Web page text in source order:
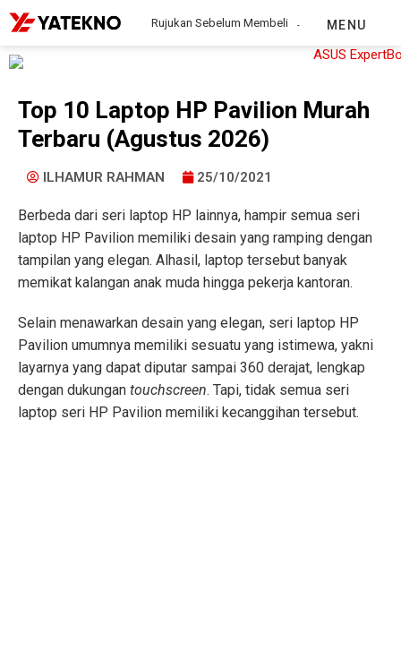
Rujukan Sebelum Membeli MENU
Top 10 Laptop HP Pavilion Murah
Terbaru (Agustus 2026)
ILHAMUR RAHMAN 25/10/2021
Berbeda dari seri laptop HP lainnya, hampir semua seri
laptop HP Pavilion memiliki desain yang ramping dengan
tampilan yang elegan. Alhasil, laptop tersebut banyak
memikat kalangan anak muda hingga pekerja kantoran.
Selain menawarkan desain yang elegan, seri laptop HP
Pavilion umumnya memiliki sesuatu yang istimewa, yakni
layarnya yang dapat diputar sampai 360 derajat, lengkap
dengan dukungan touchscreen. Tapi, tidak semua seri
laptop seri HP Pavilion memiliki kecanggihan tersebut.